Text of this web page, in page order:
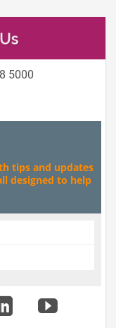
5000
tips and updates
designed to help